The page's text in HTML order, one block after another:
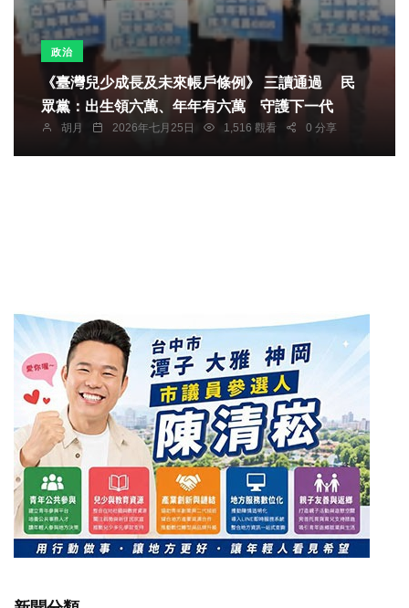
政治
《臺灣兒少成長及未來帳戶條例》 三讀通過 民
眾黨：出生領六萬、年年有六萬 守護下一代
胡月 2026年七月25日 1,516 觀看 0 分享